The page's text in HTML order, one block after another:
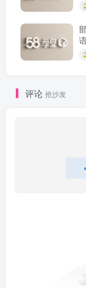
评论 抢沙发